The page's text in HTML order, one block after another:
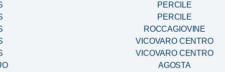
PERCILE
PERCILE
ROCCAGIOVINE
VICOVARO CENTRO
VICOVARO CENTRO
AGOSTA